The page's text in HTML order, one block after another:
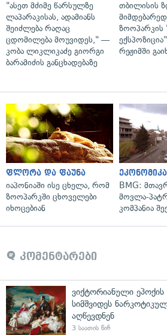
"ასეთ მძიმე წარსულზე
ლაპარაკისას, ადამიანს
შეიძლება რაღაც
ცდომილება მოუვიდეს," —
კობა ლიკლიკაძე გიორგი
ბარამიძის განცხადებაზე
თბილისის
ზოოპარკის
რეჟიმში
ფლორა და ფაუნა
იაპონიაში ისე ცხელა, რომ
ზოოპარკში ცხოველები
იხოცებიან
ეკონომიკა
BMG:
მოვლა-
კომპანია
კომენტარები
ვიქტორიანული ეპოქის
სიმშვიდეს
აღწევდნენ
3 საათის წინ